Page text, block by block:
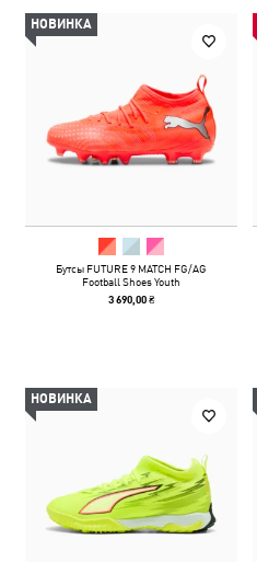
НОВИНКА
Бутсы FUTURE 9 MATCH FG/AG
Football Shoes Youth
3 690,00 ₴
НОВИНКА